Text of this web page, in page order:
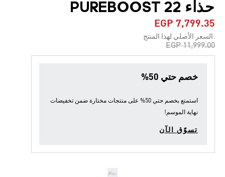
حذاء PUREBOOST 22
EGP 7,799.35
:السعر الأصلي لهذا المنتج
Price reduced from
EGP 11,999.00
to
خصم حتي 50%
استمتع بخصم حتي 50% على منتجات مختارة ضمن
تخفيضات
نهاية الموسم!
تسوّق الآن